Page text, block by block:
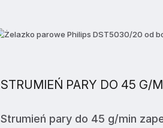
STRUMIEŃ PARY DO 45 G/
Strumień pary do 45 g/min